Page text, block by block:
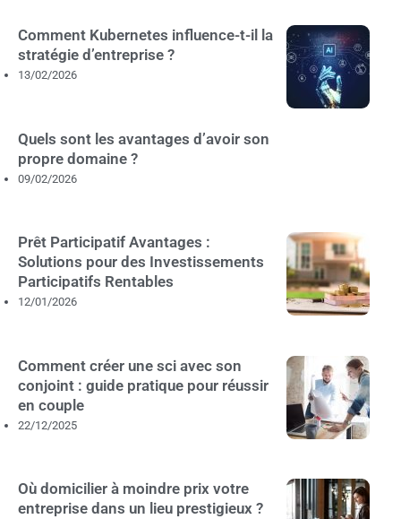
Comment Kubernetes influence-t-il la
stratégie d’entreprise ?
13/02/2026
Quels sont les avantages d’avoir son
propre domaine ?
09/02/2026
Prêt Participatif Avantages :
Solutions pour des Investissements
Participatifs Rentables
12/01/2026
Comment créer une sci avec son
conjoint : guide pratique pour réussir
en couple
22/12/2025
Où domicilier à moindre prix votre
entreprise dans un lieu prestigieux ?